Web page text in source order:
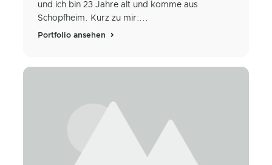
und ich bin 23 Jahre alt und komme aus
Schopfheim. Kurz zu mir:...
Portfolio ansehen